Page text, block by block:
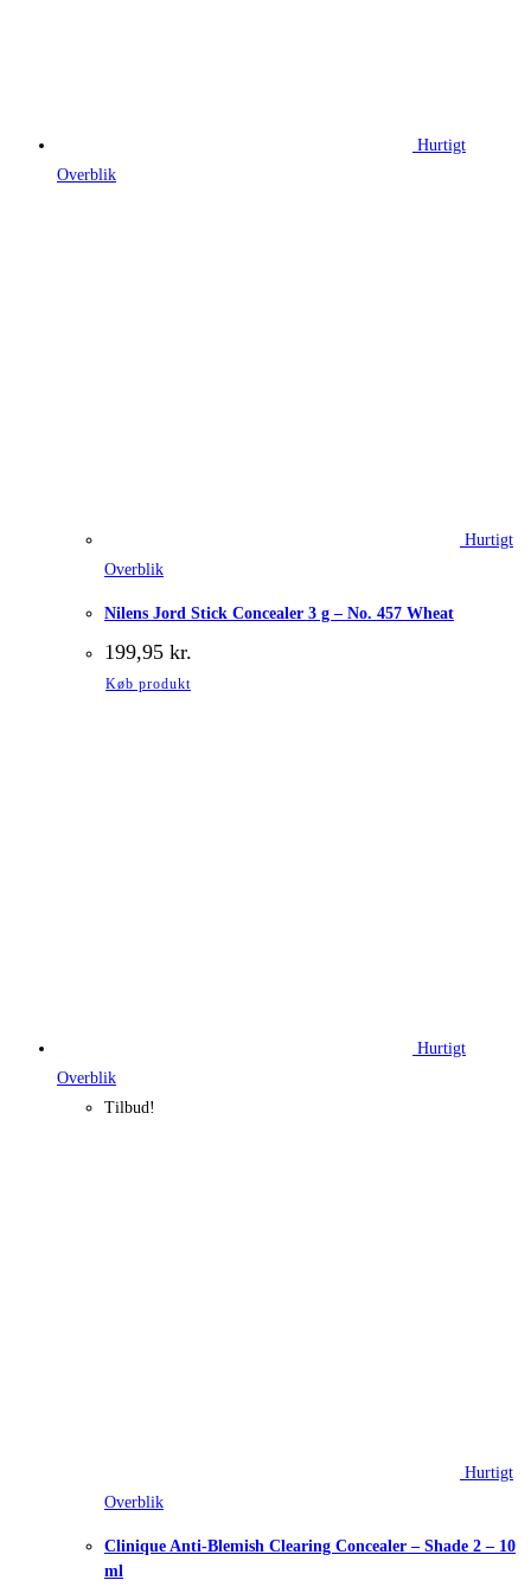
Hurtigt
Overblik
Hurtigt
Overblik
Nilens Jord Stick Concealer 3 g – No. 457 Wheat
199,95 kr.
Køb produkt
Hurtigt
Overblik
Tilbud!
Hurtigt
Overblik
Clinique Anti-Blemish Clearing Concealer – Shade 2 – 10
ml